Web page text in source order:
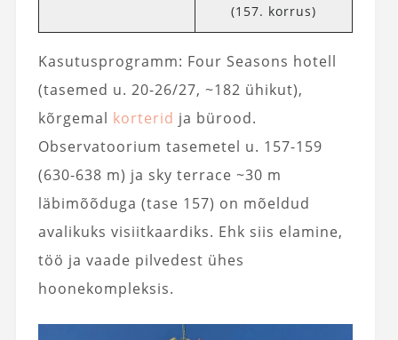
(157. korrus)
Kasutusprogramm: Four Seasons hotell
(tasemed u. 20-26/27, ~182 ühikut),
kõrgemal korterid ja bürood.
Observatoorium tasemetel u. 157-159
(630-638 m) ja sky terrace ~30 m
läbimõõduga (tase 157) on mõeldud
avalikuks visiitkaardiks. Ehk siis elamine,
töö ja vaade pilvedest ühes
hoonekompleksis.